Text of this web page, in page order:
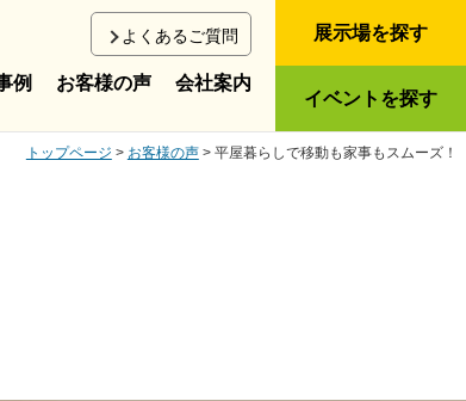
よくあるご質問
例 お客様の声 会社案内
展示場を探す
イベントを探す
トップページ > お客様の声> 平屋暮らしで移動も家事もスムーズ！